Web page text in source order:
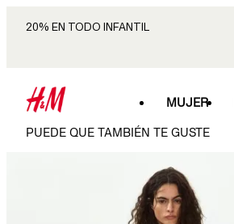
20% EN TODO INFANTIL
MUJER
PUEDE QUE TAMBIÉN TE GUSTE